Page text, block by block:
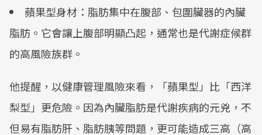
蘋果型身材：脂肪集中在腹部、包圍臟器的內臟
脂肪。它會讓上腹部明顯凸起，通常也是代謝症候群
的高風險族群。
他提醒，以健康管理風險來看，「蘋果型」比「西洋
梨型」更危險。因為內臟脂肪是代謝疾病的元兇，不
但易有脂肪肝、脂肪胰等問題，更可能造成三高（高